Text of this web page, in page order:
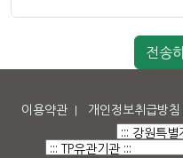
이용약관 개인정보취급방침